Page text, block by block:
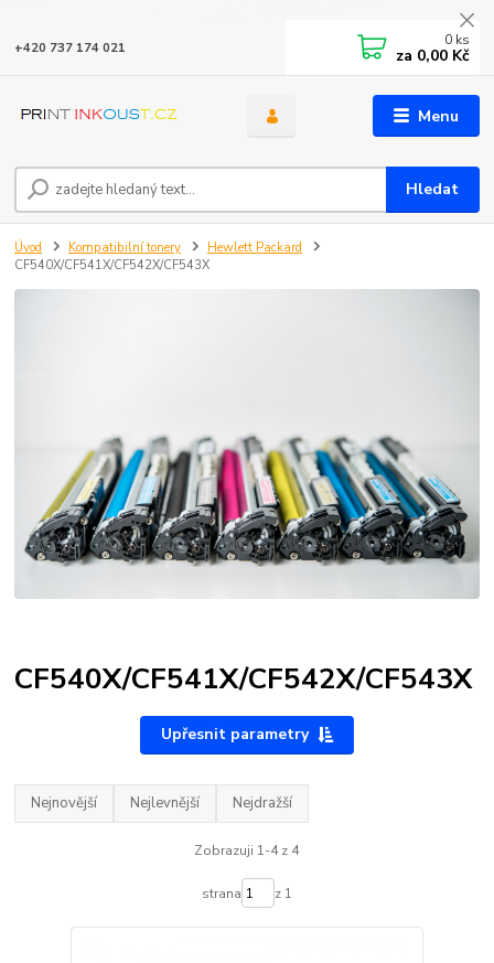
Menu
Hledat
+420 737 174 021 0 ks
za 0,00 Kč
Úvod Kompatibilní tonery
Hewlett Packard
CF540X/CF541X/CF542X/CF543X
CF540X/CF541X/CF542X/CF543X
Upřesnit parametry
Nejnovější Nejlevnější Nejdražší
Zobrazuji 1-4 z 4
strana z 1